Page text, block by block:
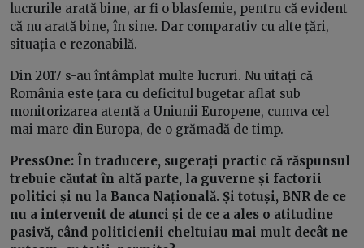
lucrurile arată bine, ar fi o blasfemie, pentru că evident
că nu arată bine, în sine. Dar comparativ cu alte țări,
situația e rezonabilă.
Din 2017 s-au întâmplat multe lucruri. Nu uitați că
România este țara cu deficitul bugetar aflat sub
monitorizarea atentă a Uniunii Europene, cumva cel
mai mare din Europa, de o grămadă de timp.
PressOne: În traducere, sugerați practic că răspunsul
trebuie căutat în altă parte, la guverne și factorii
politici și nu la Banca Națională. Și totuși, BNR de ce
nu a intervenit de atunci și de ce a ales o atitudine
pasivă, când politicienii cheltuiau mai mult decât ne